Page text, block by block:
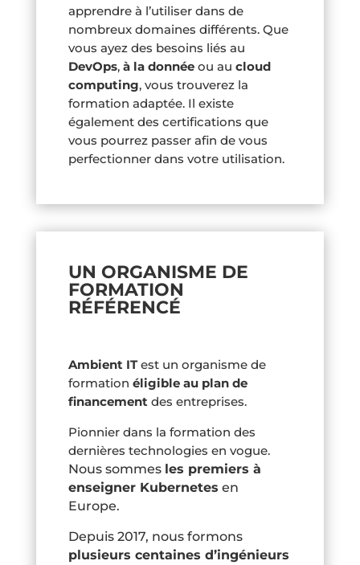
apprendre à l’utiliser dans de
nombreux domaines différents. Que
vous ayez des besoins liés au
DevOps, à la donnéeou au cloud
computing, vous trouverez la
formation adaptée. Il existe
également des certifications que
vous pourrez passer afin de vous
perfectionner dans votre utilisation.
UN ORGANISME DE
FORMATION
RÉFÉRENCÉ
Ambient ITest un organisme de
formation éligible au plan de
financementdes entreprises.
Pionnier dans la formation des
dernières technologies en vogue.
Nous sommes les premiers à
enseigner Kubernetes en
Europe.
Depuis 2017, nous formons
plusieurs centaines d’ingénieurs